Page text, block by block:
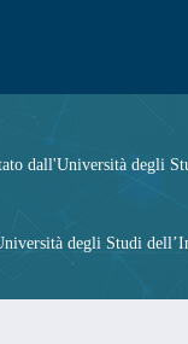
dall'Università degli
degli Studi